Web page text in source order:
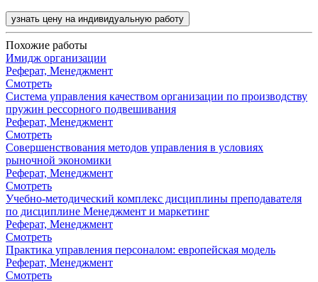
узнать цену на индивидуальную работу
Похожие работы
Имидж организации
Реферат, Менеджмент
Смотреть
Система управления качеством организации по производству
пружин рессорного подвешивания
Реферат, Менеджмент
Смотреть
Совершенствования методов управления в условиях
рыночной экономики
Реферат, Менеджмент
Смотреть
Учебно-методический комплекс дисциплины преподавателя
по дисциплине Менеджмент и маркетинг
Реферат, Менеджмент
Смотреть
Практика управления персоналом: европейская модель
Реферат, Менеджмент
Смотреть